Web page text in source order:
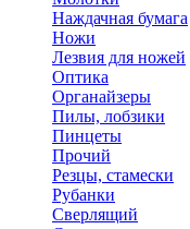
Наждачная бумага
Ножи
Лезвия для ножей
Оптика
Органайзеры
Пилы, лобзики
Пинцеты
Прочий
Резцы, стамески
Рубанки
Сверлящий